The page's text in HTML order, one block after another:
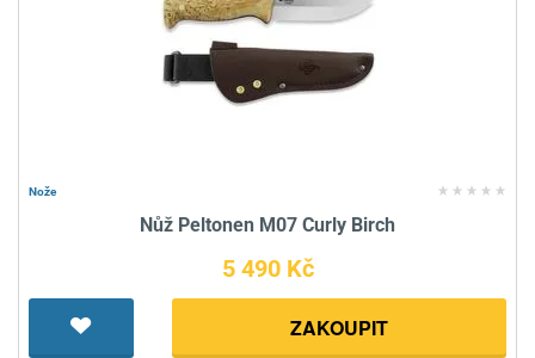
Nože
Nůž Peltonen M07 Curly Birch
5 490 Kč
ZAKOUPIT